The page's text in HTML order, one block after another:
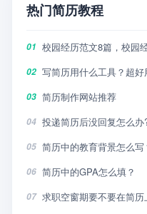
热门简历教程
01 校园经历范文8篇，校园
02 写简历用什么工具？超
03 简历制作网站推荐
04 投递简历后没回复怎么办
05 简历中的教育背景怎么写
06 简历中的GPA怎么填？
07 求职空窗期要不要在简